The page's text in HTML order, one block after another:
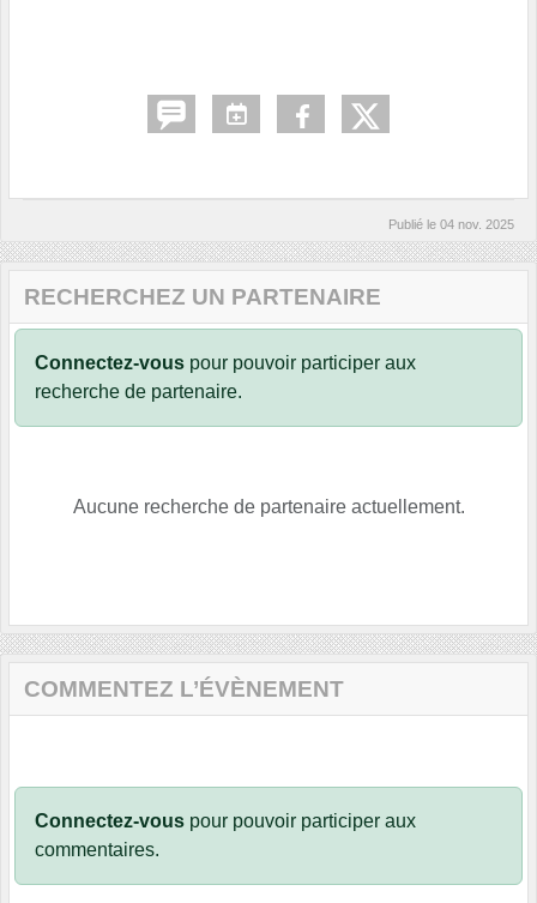
Publié le 04 nov. 2025
RECHERCHEZ UN PARTENAIRE
Connectez-vous pour pouvoir participer aux
recherche de partenaire.
Aucune recherche de partenaire actuellement.
COMMENTEZ L’ÉVÈNEMENT
Connectez-vous pour pouvoir participer aux
commentaires.